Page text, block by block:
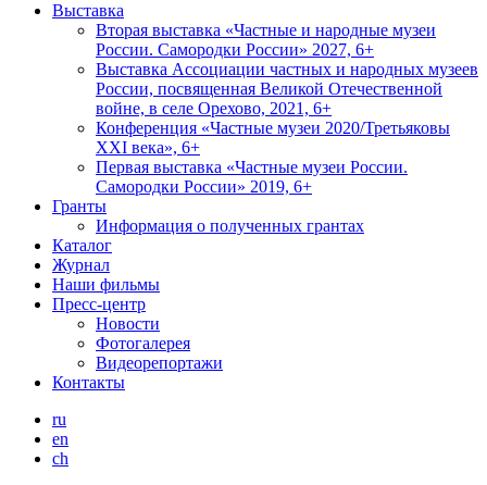
Выставка
Вторая выставка «Частные и народные музеи
России. Самородки России» 2027, 6+
Выставка Ассоциации частных и народных музеев
России, посвященная Великой Отечественной
войне, в селе Орехово, 2021, 6+
Конференция «Частные музеи 2020/Третьяковы
XXI века», 6+
Первая выставка «Частные музеи России.
Самородки России» 2019, 6+
Гранты
Информация о полученных грантах
Каталог
Журнал
Наши фильмы
Пресс-центр
Новости
Фотогалерея
Видеорепортажи
Контакты
ru
en
ch